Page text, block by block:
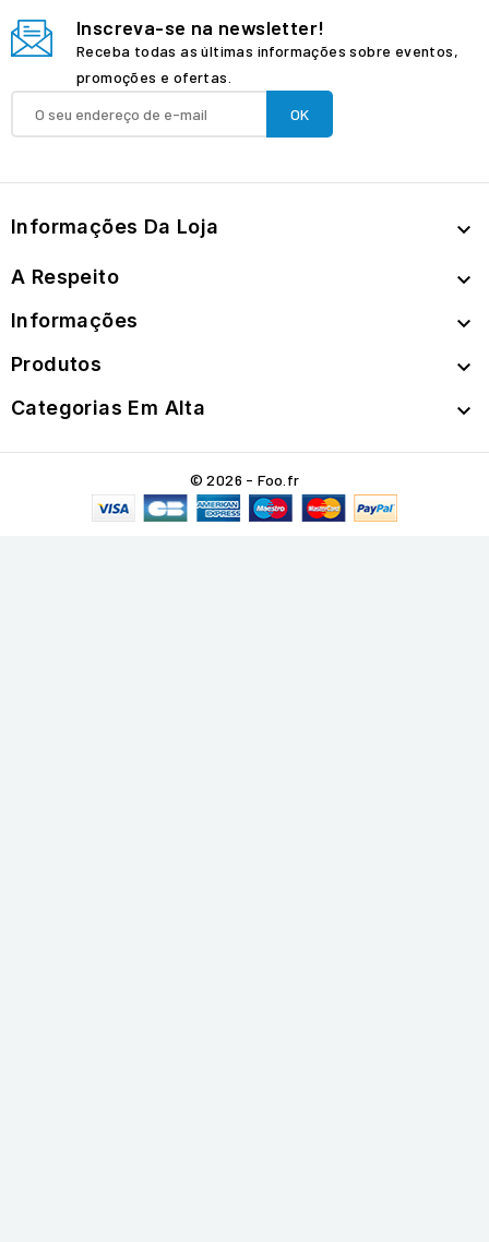
Inscreva-se na newsletter!
Receba todas as últimas informações sobre eventos,
promoções e ofertas.
Informações Da Loja 
A Respeito 
Informações 
Produtos 
Categorias Em Alta 
© 2026 - Foo.fr